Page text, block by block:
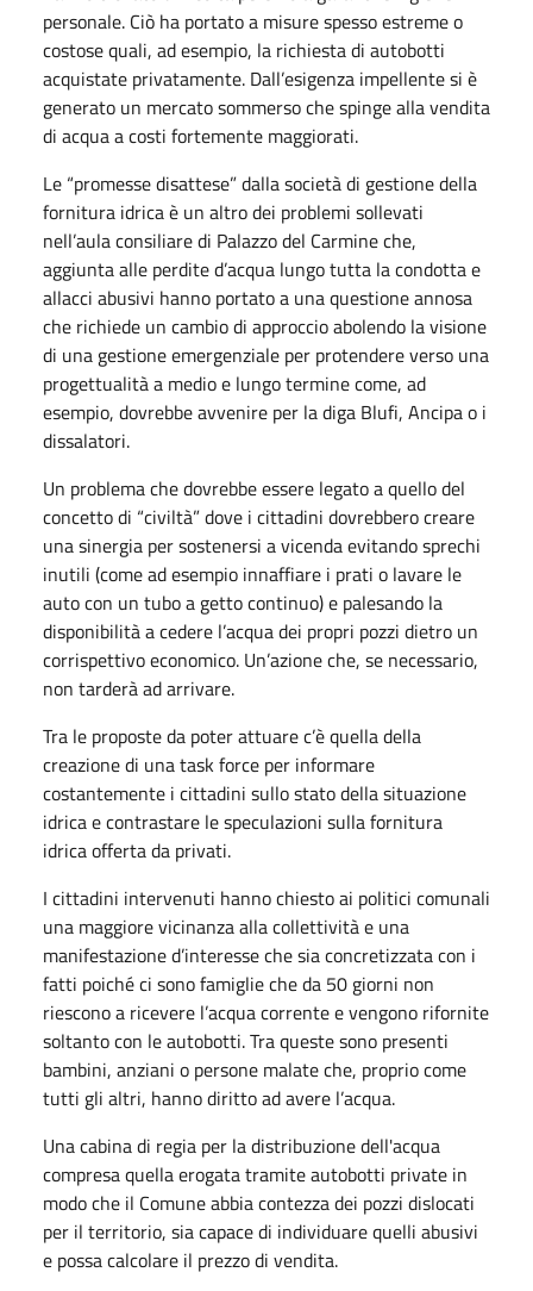
personale. Ciò ha portato a misure spesso estreme o
costose quali, ad esempio, la richiesta di autobotti
acquistate privatamente. Dall’esigenza impellente si è
generato un mercato sommerso che spinge alla vendita
di acqua a costi fortemente maggiorati.
Le “promesse disattese” dalla società di gestione della
fornitura idrica è un altro dei problemi sollevati
nell’aula consiliare di Palazzo del Carmine che,
aggiunta alle perdite d’acqua lungo tutta la condotta e
allacci abusivi hanno portato a una questione annosa
che richiede un cambio di approccio abolendo la visione
di una gestione emergenziale per protendere verso una
progettualità a medio e lungo termine come, ad
esempio, dovrebbe avvenire per la diga Blufi, Ancipa o i
dissalatori.
Un problema che dovrebbe essere legato a quello del
concetto di “civiltà” dove i cittadini dovrebbero creare
una sinergia per sostenersi a vicenda evitando sprechi
inutili (come ad esempio innaffiare i prati o lavare le
auto con un tubo a getto continuo) e palesando la
disponibilità a cedere l’acqua dei propri pozzi dietro un
corrispettivo economico. Un’azione che, se necessario,
non tarderà ad arrivare.
Tra le proposte da poter attuare c’è quella della
creazione di una task force per informare
costantemente i cittadini sullo stato della situazione
idrica e contrastare le speculazioni sulla fornitura
idrica offerta da privati.
I cittadini intervenuti hanno chiesto ai politici comunali
una maggiore vicinanza alla collettività e una
manifestazione d’interesse che sia concretizzata con i
fatti poiché ci sono famiglie che da 50 giorni non
riescono a ricevere l’acqua corrente e vengono rifornite
soltanto con le autobotti. Tra queste sono presenti
bambini, anziani o persone malate che, proprio come
tutti gli altri, hanno diritto ad avere l’acqua.
Una cabina di regia per la distribuzione dell'acqua
compresa quella erogata tramite autobotti private in
modo che il Comune abbia contezza dei pozzi dislocati
per il territorio, sia capace di individuare quelli abusivi
e possa calcolare il prezzo di vendita.